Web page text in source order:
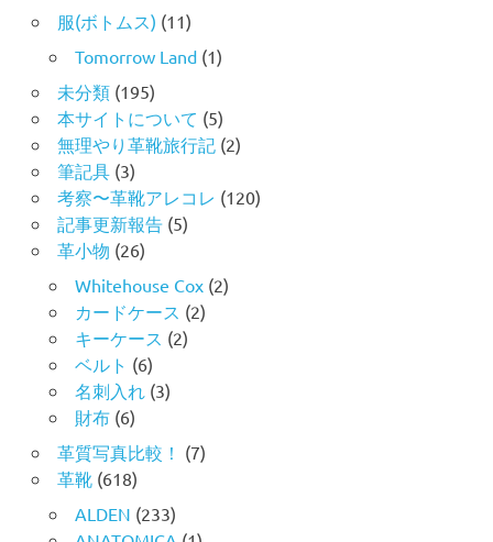
服(ボトムス) (11)
Tomorrow Land(1)
未分類(195)
本サイトについて (5)
無理やり革靴旅行記 (2)
筆記具(3)
考察〜革靴アレコレ (120)
記事更新報告(5)
革小物 (26)
Whitehouse Cox(2)
カードケース (2)
キーケース (2)
ベルト (6)
名刺入れ (3)
財布(6)
革質写真比較！ (7)
革靴(618)
ALDEN (233)